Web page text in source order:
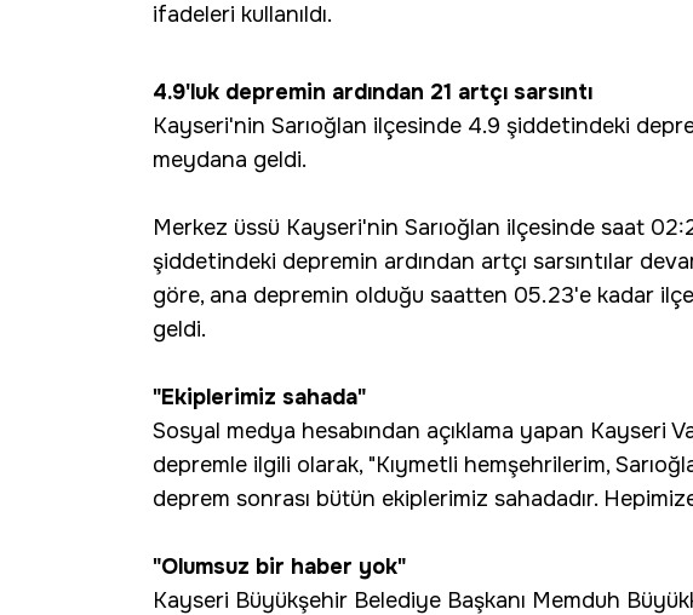
ifadeleri kullanıldı.
4.9'luk depremin ardından 21 artçı sarsıntı
Kayseri'nin Sarıoğlan ilçesinde 4.9 şiddetindeki
meydana geldi.
Merkez üssü Kayseri'nin Sarıoğlan ilçesinde saat
şiddetindeki depremin ardından artçı sarsıntılar
göre, ana depremin olduğu saatten 05.23'e kadar
geldi.
"Ekiplerimiz sahada"
Sosyal medya hesabından açıklama yapan Kayseri
depremle ilgili olarak, "Kıymetli hemşehrilerim,
deprem sonrası bütün ekiplerimiz sahadadır.
"Olumsuz bir haber yok"
Kayseri Büyükşehir Belediye Başkanı Memduh